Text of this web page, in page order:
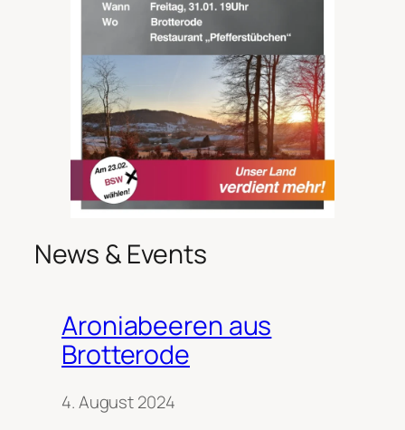
News & Events
Aroniabeeren aus
Brotterode
4. August 2024